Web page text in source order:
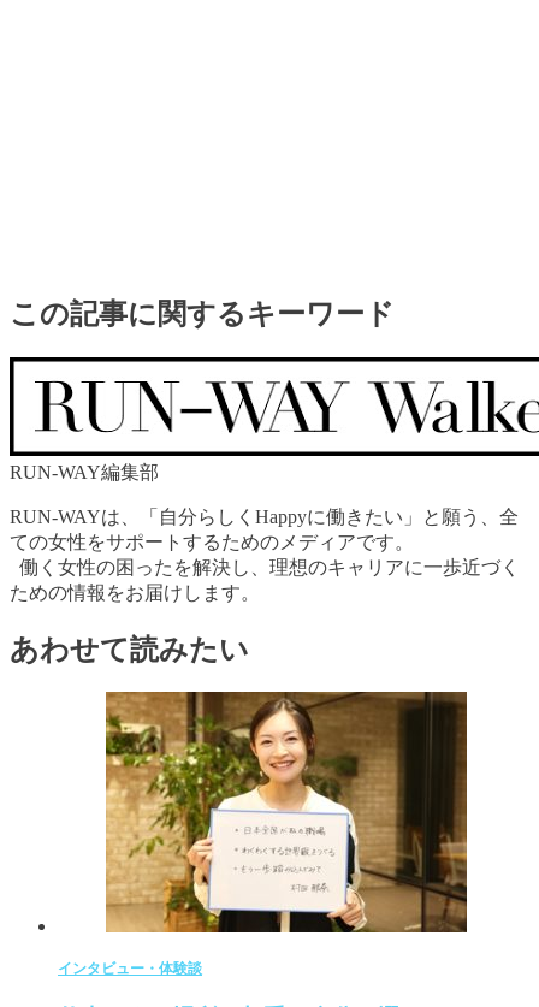
この記事に関するキーワード
RUN-WAY編集部
RUN-WAYは、「自分らしくHappyに働きたい」と願う、全
ての女性をサポートするためのメディアです。
働く女性の困ったを解決し、理想のキャリアに一歩近づく
ための情報をお届けします。
あわせて読みたい
インタビュー・体験談